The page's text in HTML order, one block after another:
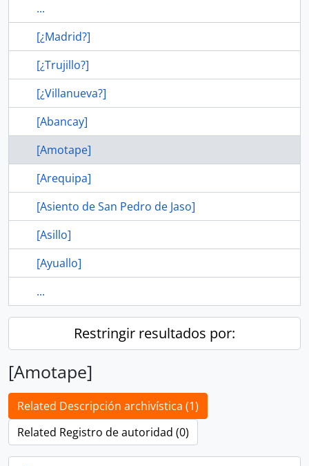
...
[¿Madrid?]
[¿Trujillo?]
[¿Villanueva?]
[Abancay]
[Amotape]
[Arequipa]
[Asiento de San Pedro de Jaso]
[Asillo]
[Ayuallo]
...
Restringir resultados por:
[Amotape]
Related Descripción archivística (1)
Related Registro de autoridad (0)